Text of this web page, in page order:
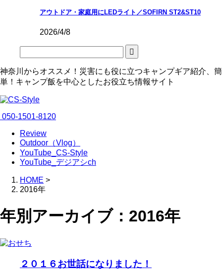
アウトドア・家庭用にLEDライト／SOFIRN ST2&ST10
2026/4/8
神奈川からオススメ！災害にも役に立つキャンプギア紹介、簡
単！キャンプ飯を中心としたお役立ち情報サイト
050-1501-8120
Review
Outdoor（Vlog）
YouTube_CS-Style
YouTube_デジアシch
HOME >
2016年
年別アーカイブ：2016年
２０１６お世話になりました！